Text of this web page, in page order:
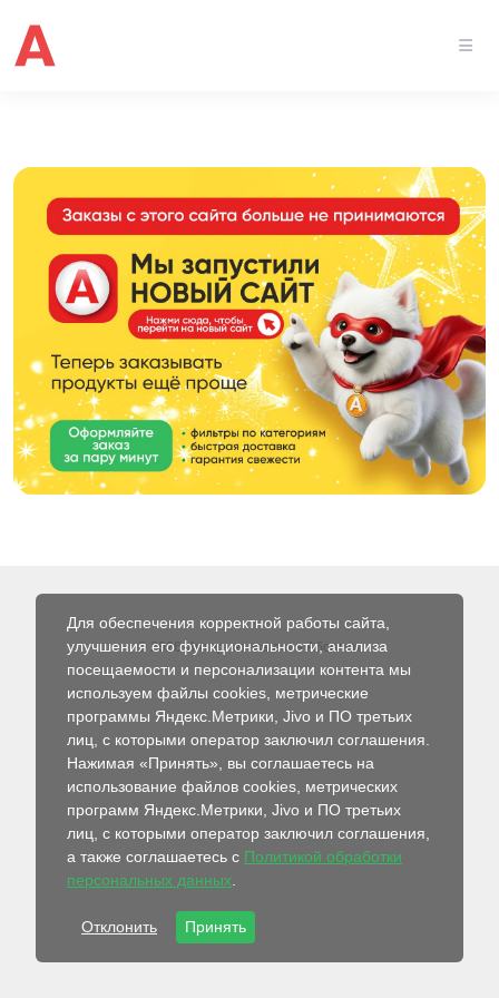
© 2026 Интернет-магазин Абсолют
Для обеспечения корректной работы сайта,
улучшения его функциональности, анализа
посещаемости и персонализации контента мы
используем файлы cookies, метрические
программы Яндекс.Метрики, Jivo и ПО третьих
лиц, с которыми оператор заключил соглашения.
Нажимая «Принять», вы соглашаетесь на
использование файлов cookies, метрических
программ Яндекс.Метрики, Jivo и ПО третьих
лиц, с которыми оператор заключил соглашения,
а также соглашаетесь с Политикой обработки
персональных данных
Отклонить Принять